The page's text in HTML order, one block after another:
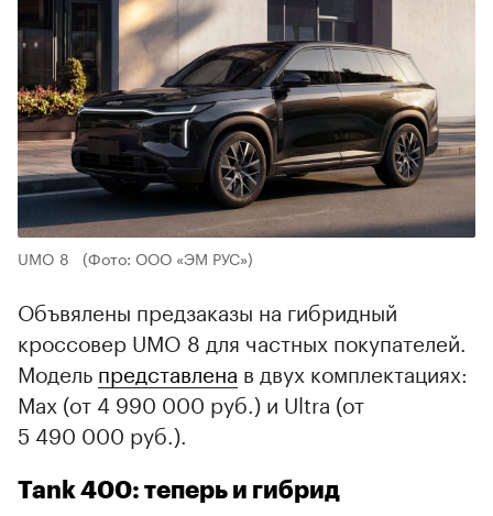
UMO 8 (Фото: ООО «ЭМ РУС»)
Объвялены предзаказы на гибридный
кроссовер UMO 8 для частных покупателей.
Модель представлена в двух комплектациях:
Max (от 4 990 000 руб.) и Ultra (от
5 490 000 руб.).
Tank 400: теперь и гибрид